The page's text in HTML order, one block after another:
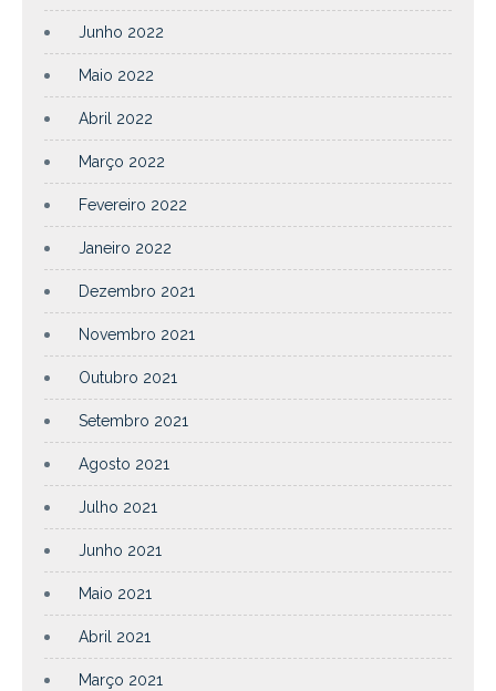
Junho 2022
Maio 2022
Abril 2022
Março 2022
Fevereiro 2022
Janeiro 2022
Dezembro 2021
Novembro 2021
Outubro 2021
Setembro 2021
Agosto 2021
Julho 2021
Junho 2021
Maio 2021
Abril 2021
Março 2021